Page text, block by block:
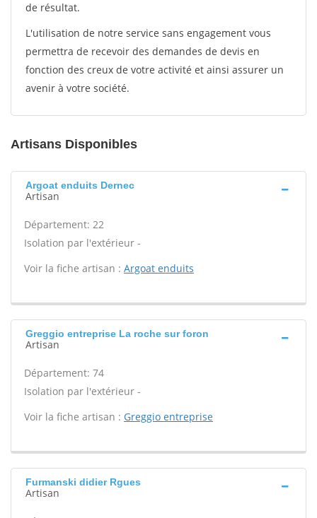
de résultat.
L'utilisation de notre service sans engagement vous
permettra de recevoir des demandes de devis en
fonction des creux de votre activité et ainsi assurer un
avenir à votre société.
Artisans Disponibles
Argoat enduits Dernec
Artisan
Département: 22
Isolation par l'extérieur -
Voir la fiche artisan : Argoat enduits
Greggio entreprise La roche sur foron
Artisan
Département: 74
Isolation par l'extérieur -
Voir la fiche artisan : Greggio entreprise
Furmanski didier Rgues
Artisan